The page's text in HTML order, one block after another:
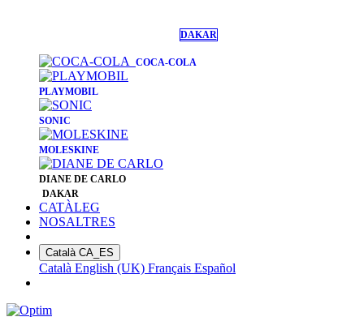
DAKAR
COCA-COLA
PLAYMOBIL
SONIC
MOLESKINE
DIANE DE CARLO
DAKAR
CATÀLEG
NOSALTRES
Català CA_ES
Català English (UK) Français Español